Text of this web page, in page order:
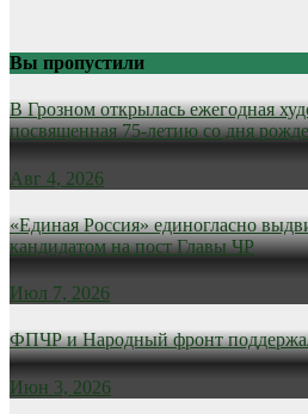
Вы пропустили
В Грозном открылась ежегодная
посвященная 75-летию со дня
Авг 4, 2026
«Единая Россия» единогласно
кандидатом на пост Главы ЧР
Июл 7, 2026
ФПЧР и Народный фронт
Июн 3, 2026